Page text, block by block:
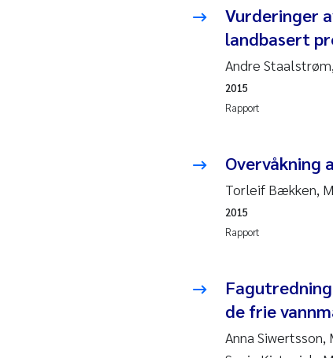
Vurderinger
landbasert
Andre
Rapport
2015
Overvåkning
Torleif Bækken,
Rapport
2015
de frie
Anna Siwertsson,